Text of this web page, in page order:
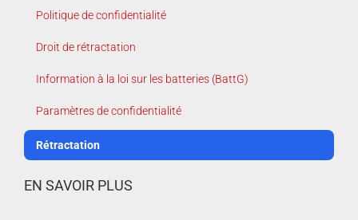
Politique de confidentialité
Droit de rétractation
Information à la loi sur les batteries (BattG)
Paramètres de confidentialité
Rétractation
EN SAVOIR PLUS